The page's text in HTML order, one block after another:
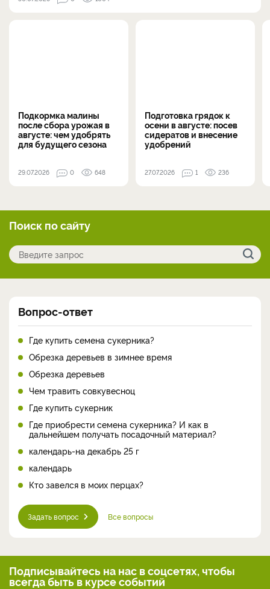
Подкормка малины
после сбора урожая в
августе: чем удобрять
для будущего сезона
29.07.2026 0 648
Подготовка грядок к
осени в августе: посев
сидератов и внесение
удобрений
27.07.2026 1 236
Поиск по сайту
Вопрос-ответ
Где купить семена сукерника?
Обрезка деревьев в зимнее время
Обрезка деревьев
Чем травить совкувесноц
Где купить сукерник
Где приобрести семена сукерника? И как в
дальнейшем получать посадочный материал?
календарь-на декабрь 25 г
календарь
Кто завелся в моих перцах?
Задать вопрос Все вопросы
Подписывайтесь на нас в соцсетях, чтобы
всегдабыть в курсе событий